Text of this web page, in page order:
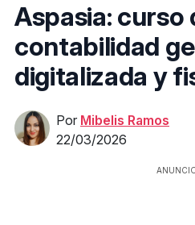
Aspasia: curso
contabilidad
digitalizada y
Por Mibelis Ramos
22/03/2026